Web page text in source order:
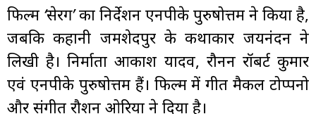
फिल्म ‘सेरेंग’का निर्देशन एनपीके पुरुषोत्तम ने किया है,
जबकि कहानी जमशेदपुर के कथाकार जयनंदनने
लिखी है। निर्माता आकाश यादव, रौनन रॉबर्ट कुमार
एवं एनपीके पुरुषोत्तम हैं। फिल्म में गीत मैकल टोप्पनो
और संगीत रौशन ओरिया ने दिया है।